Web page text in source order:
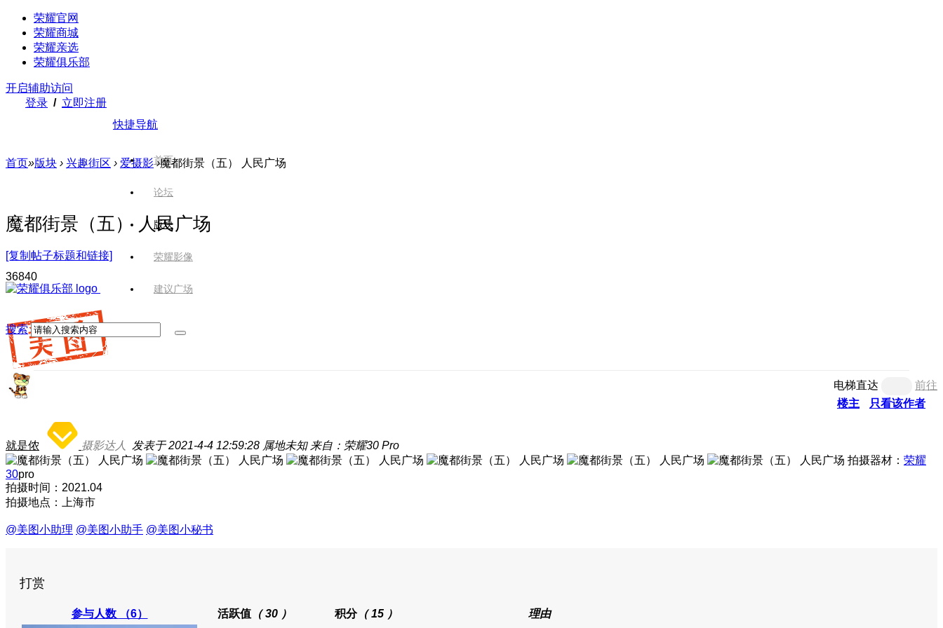
荣耀官网
荣耀商城
荣耀亲选
荣耀俱乐部
开启辅助访问
登录 / 立即注册
快捷导航
首页
论坛
版块
荣耀影像
建议广场
搜索
首页»版块 › 兴趣街区 › 爱摄影 ›魔都街景（五） 人民广场
魔都街景（五） 人民广场
[复制帖子标题和链接]
36840
电梯直达
前往
楼主
只看该作者
就是侬 摄影达人 发表于 2021-4-4 12:59:28 属地未知 来自：荣耀30 Pro
拍摄器材： 荣耀
30pro
拍摄时间：2021.04
拍摄地点：上海市
@美图小助理 @美图小助手 @美图小秘书
打赏
参与人数 （6） 活跃值（ 30 ） 积分（ 15 ） 理由